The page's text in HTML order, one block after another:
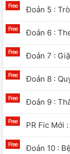
Đoản 5 :
Đoản 6 :
Đoản 7 :
Đoản 8 :
Đoản 9 :
PR Fic Mới :
Đoản 10 :